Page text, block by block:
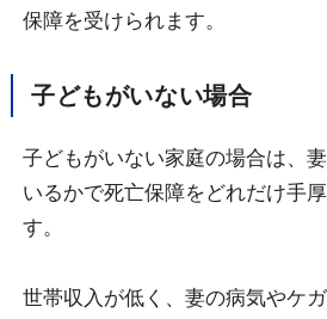
保障を受けられます。
子どもがいない場合
子どもがいない家庭の場合は、
いるかで死亡保障をどれだけ手
す。
世帯収入が低く、妻の病気やケ